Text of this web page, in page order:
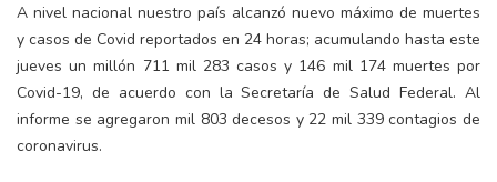
A nivel nacional nuestro país alcanzó nuevo máximo de muertes
y casos de Covid reportados en 24 horas; acumulando hasta este
jueves un millón 711 mil 283 casos y 146 mil 174 muertes por
Covid-19, de acuerdo con la Secretaría de Salud Federal. Al
informe se agregaron mil 803 decesos y 22 mil 339 contagios de
coronavirus.